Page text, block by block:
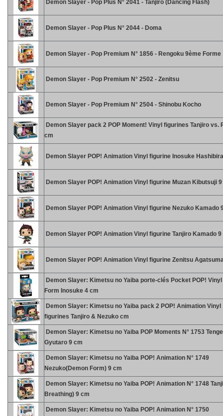
Demon Slayer - Pop Plus N° 2041 - Tanjiro (Dancing Flash)
Demon Slayer - Pop Plus N° 2044 - Doma
Demon Slayer - Pop Premium N° 1856 - Rengoku 9ème Forme
Demon Slayer - Pop Premium N° 2502 - Zenitsu
Demon Slayer - Pop Premium N° 2504 - Shinobu Kocho
Demon Slayer pack 2 POP Moment! Vinyl figurines Tanjiro vs.
cm
Demon Slayer POP! Animation Vinyl figurine Inosuke
Demon Slayer POP! Animation Vinyl figurine Muzan Kibutsuji
Demon Slayer POP! Animation Vinyl figurine Nezuko Kamado
Demon Slayer POP! Animation Vinyl figurine Tanjiro Kamado 9
Demon Slayer POP! Animation Vinyl figurine Zenitsu
Demon Slayer: Kimetsu no Yaiba porte-clés Pocket POP!
Form Inosuke 4 cm
Demon Slayer: Kimetsu no Yaiba pack 2 POP! Animation Vinyl
figurines Tanjiro & Nezuko cm
Demon Slayer: Kimetsu no Yaiba POP Moments N° 1753
Gyutaro 9 cm
Demon Slayer: Kimetsu no Yaiba POP! Animation N° 1749
Nezuko(Demon Form) 9 cm
Demon Slayer: Kimetsu no Yaiba POP! Animation N° 1748
Breathing) 9 cm
Demon Slayer: Kimetsu no Yaiba POP! Animation N° 1750